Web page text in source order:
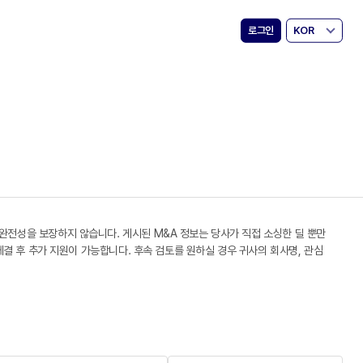
로그인 KOR
전성을 보장하지 않습니다. 게시된 M&A 정보는 당사가 직접 소싱한 딜 뿐만
후 추가 지원이 가능합니다. 후속 검토를 원하실 경우 귀사의 회사명, 관심